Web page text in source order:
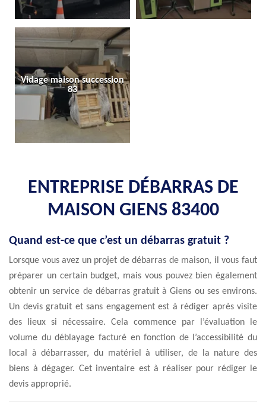
Vidage maison succession
83
ENTREPRISE DÉBARRAS DE
MAISON GIENS 83400
Quand est-ce que c’est un débarras gratuit ?
Lorsque vous avez un projet de débarras de maison, il vous faut
préparer un certain budget, mais vous pouvez bien également
obtenir un service de débarras gratuit à Giens ou ses environs.
Un devis gratuit et sans engagement est à rédiger après visite
des lieux si nécessaire. Cela commence par l’évaluation le
volume du déblayage facturé en fonction de l’accessibilité du
local à débarrasser, du matériel à utiliser, de la nature des
biens à dégager. Cet inventaire est à réaliser pour rédiger le
devis approprié.